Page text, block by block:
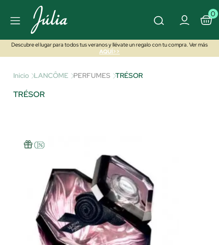
0
Descubre el lugar para todos tus veranos y llévate un regalo con tu compra. Ver más
AQUÍ>>
Inicio LANCÔME PERFUMES TRÉSOR
TRÉSOR